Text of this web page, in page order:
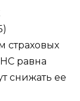
страховых
равна
снижать ее